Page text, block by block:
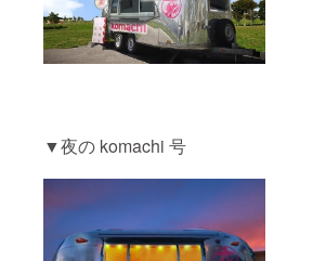
▼夜の komachi 号